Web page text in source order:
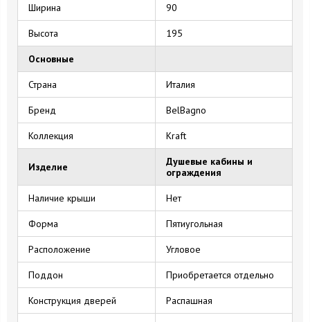
Ширина 90
Высота 195
Основные
Страна Италия
Бренд BelBagno
Коллекция Kraft
Изделие
Душевые кабины и
ограждения
Наличие крыши Нет
Форма Пятиугольная
Расположение Угловое
Поддон Приобретается отдельно
Конструкция дверей Распашная